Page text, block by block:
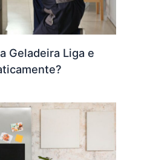
Geladeira Liga e